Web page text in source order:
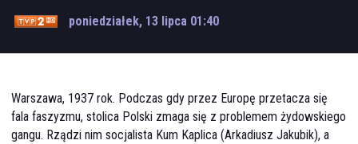
poniedziałek, 13 lipca 01:40
Warszawa, 1937 rok. Podczas gdy przez Europę przetacza się
fala faszyzmu, stolica Polski zmaga się z problemem żydowskiego
gangu. Rządzi nim socjalista Kum Kaplica (Arkadiusz Jakubik), a